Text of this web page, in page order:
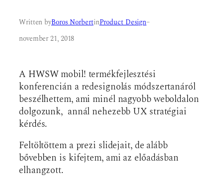
Written byBoros NorbertinProduct Design–
november 21, 2018
A HWSW mobil! termékfejlesztési
konferencián a redesignolás módszertanáról
beszélhettem, ami minél nagyobb weboldalon
dolgozunk, annál nehezebb UX stratégiai
kérdés.
Feltöltöttem a prezi slidejait, de alább
bővebben is kifejtem, ami az előadásban
elhangzott.